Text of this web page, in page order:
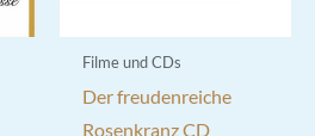
Filme und CDs
Der freudenreiche
Rosenkranz CD